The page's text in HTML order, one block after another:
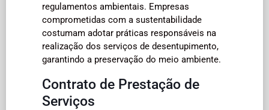
regulamentos ambientais. Empresas
comprometidas com a sustentabilidade
costumam adotar práticas responsáveis na
realização dos serviços de desentupimento,
garantindo a preservação do meio ambiente.
Contrato de Prestação de
Serviços